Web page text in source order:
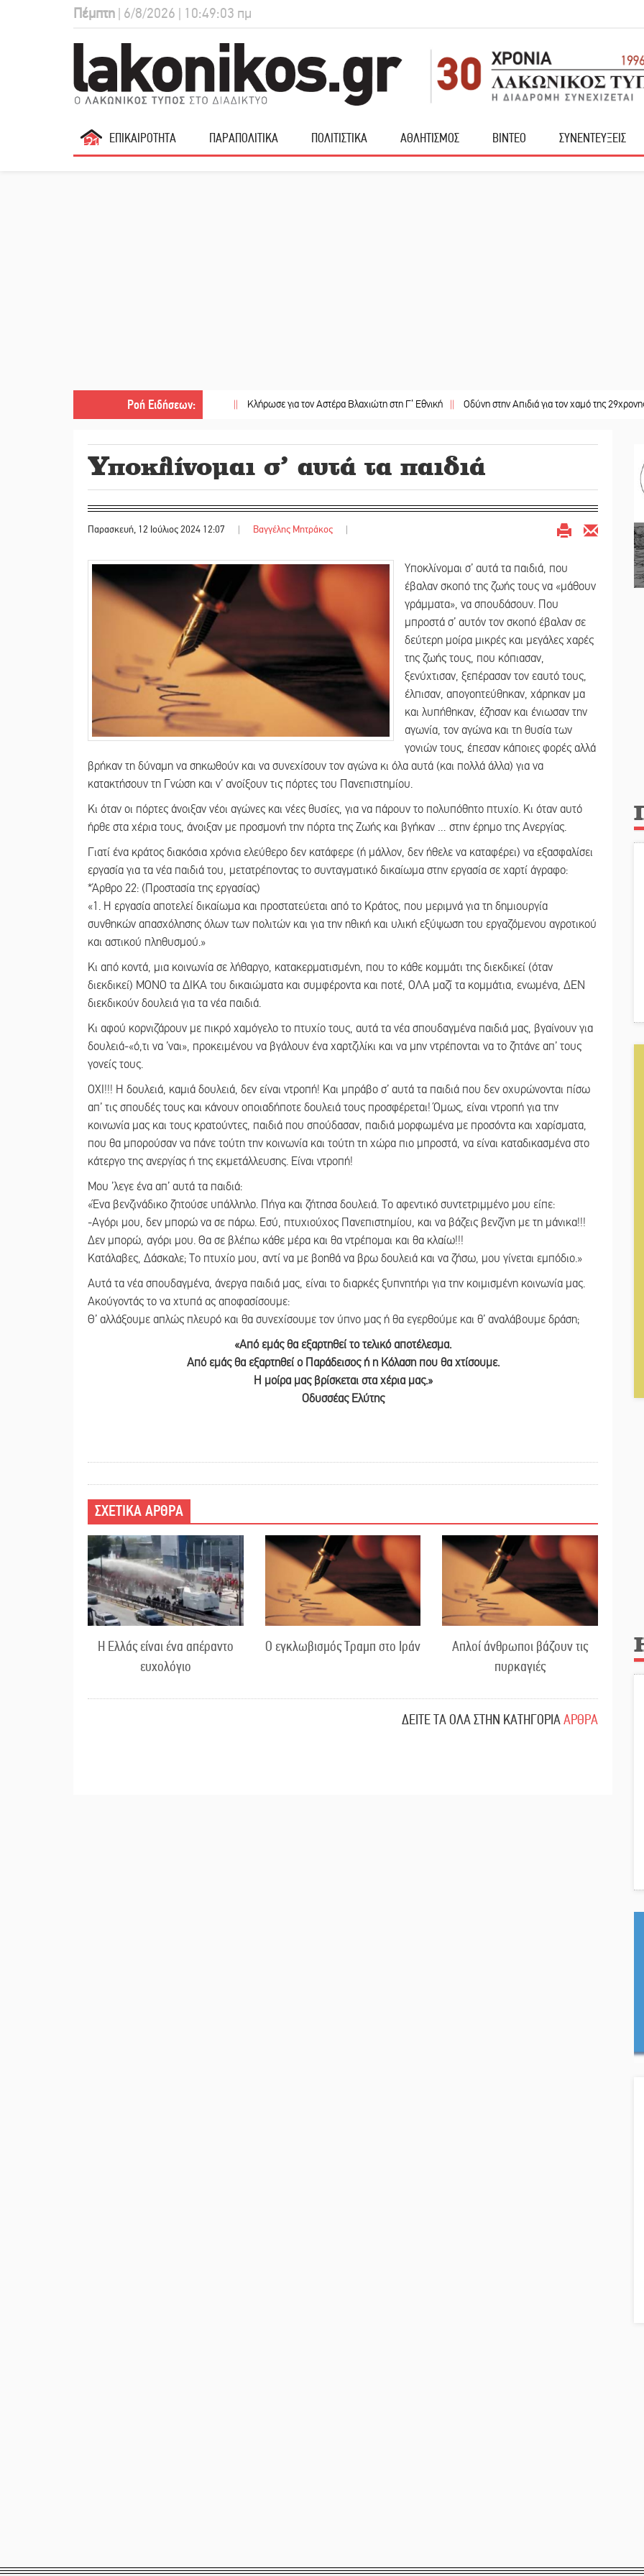
Πέμπτη | 6/8/2026 | 10:49:04 πμ
ΕΠΙΚΑΙΡΟΤΗΤΑ ΠΑΡΑΠΟΛΙΤΙΚΑ ΠΟΛΙΤΙΣΤΙΚΑ ΑΘΛΗΤΙΣΜΟΣ ΒΙΝΤΕΟ ΣΥΝΕΝΤΕΥΞΕΙΣ
Ροή Ειδήσεων:
|| Κλήρωσε για τον Αστέρα Βλαχιώτη στη Γ’ Εθνική || Οδύνη στην Απιδιά για τον χαμό της 29χρονης Ελένης σε
Υποκλίνομαι σ’ αυτά τα παιδιά
Παρασκευή, 12 Ιούλιος 2024 12:07 | Βαγγέλης Μητράκος |
Υποκλίνομαι σ’ αυτά τα παιδιά, που
έβαλαν σκοπό της ζωής τους να «μάθουν
γράμματα», να σπουδάσουν. Που
μπροστά σ’ αυτόν τον σκοπό έβαλαν σε
δεύτερη μοίρα μικρές και μεγάλες χαρές
της ζωής τους, που κόπιασαν,
ξενύχτισαν, ξεπέρασαν τον εαυτό τους,
έλπισαν, απογοητεύθηκαν, χάρηκαν μα
και λυπήθηκαν, έζησαν και ένιωσαν την
αγωνία, τον αγώνα και τη θυσία των
γονιών τους, έπεσαν κάποιες φορές αλλά
βρήκαν τη δύναμη να σηκωθούν και να συνεχίσουν τον αγώνα κι όλα αυτά (και πολλά άλλα) για να
κατακτήσουν τη Γνώση και ν’ ανοίξουν τις πόρτες του Πανεπιστημίου.
Κι όταν οι πόρτες άνοιξαν νέοι αγώνες και νέες θυσίες, για να πάρουν το πολυπόθητο πτυχίο. Κι όταν αυτό
ήρθε στα χέρια τους, άνοιξαν με προσμονή την πόρτα της Ζωής και βγήκαν … στην έρημο της Ανεργίας.
Γιατί ένα κράτος διακόσια χρόνια ελεύθερο δεν κατάφερε (ή μάλλον, δεν ήθελε να καταφέρει) να εξασφαλίσει
εργασία για τα νέα παιδιά του, μετατρέποντας το συνταγματικό δικαίωμα στην εργασία σε χαρτί άγραφο:
*Άρθρο 22: (Προστασία της εργασίας)
«1. H εργασία αποτελεί δικαίωμα και προστατεύεται από το Kράτος, που μεριμνά για τη δημιουργία
συνθηκών απασχόλησης όλων των πολιτών και για την ηθική και υλική εξύψωση του εργαζόμενου αγροτικού
και αστικού πληθυσμού.»
Κι από κοντά, μια κοινωνία σε λήθαργο, κατακερματισμένη, που το κάθε κομμάτι της διεκδικεί (όταν
διεκδικεί) ΜΟΝΟ τα ΔΙΚΑ του δικαιώματα και συμφέροντα και ποτέ, ΟΛΑ μαζί τα κομμάτια, ενωμένα, ΔΕΝ
διεκδικούν δουλειά για τα νέα παιδιά.
Κι αφού κορνιζάρουν με πικρό χαμόγελο το πτυχίο τους, αυτά τα νέα σπουδαγμένα παιδιά μας, βγαίνουν για
δουλειά-«ό,τι να ’ναι», προκειμένου να βγάλουν ένα χαρτζιλίκι και να μην ντρέπονται να το ζητάνε απ’ τους
γονείς τους.
ΟΧΙ!!! Η δουλειά, καμιά δουλειά, δεν είναι ντροπή! Και μπράβο σ’ αυτά τα παιδιά που δεν οχυρώνονται πίσω
απ’ τις σπουδές τους και κάνουν οποιαδήποτε δουλειά τους προσφέρεται! Όμως, είναι ντροπή για την
κοινωνία μας και τους κρατούντες, παιδιά που σπούδασαν, παιδιά μορφωμένα με προσόντα και χαρίσματα,
που θα μπορούσαν να πάνε τούτη την κοινωνία και τούτη τη χώρα πιο μπροστά, να είναι καταδικασμένα στο
κάτεργο της ανεργίας ή της εκμετάλλευσης. Είναι ντροπή!
Μου ’λεγε ένα απ’ αυτά τα παιδιά:
«Ένα βενζινάδικο ζητούσε υπάλληλο. Πήγα και ζήτησα δουλειά. Το αφεντικό συντετριμμένο μου είπε:
-Αγόρι μου, δεν μπορώ να σε πάρω. Εσύ, πτυχιούχος Πανεπιστημίου, και να βάζεις βενζίνη με τη μάνικα!!!
Δεν μπορώ, αγόρι μου. Θα σε βλέπω κάθε μέρα και θα ντρέπομαι και θα κλαίω!!!
Κατάλαβες, Δάσκαλε; Το πτυχίο μου, αντί να με βοηθά να βρω δουλειά και να ζήσω, μου γίνεται εμπόδιο.»
Αυτά τα νέα σπουδαγμένα, άνεργα παιδιά μας, είναι το διαρκές ξυπνητήρι για την κοιμισμένη κοινωνία μας.
Ακούγοντάς το να χτυπά ας αποφασίσουμε:
Θ’ αλλάξουμε απλώς πλευρό και θα συνεχίσουμε τον ύπνο μας ή θα εγερθούμε και θ’ αναλάβουμε δράση;
«Από εμάς θα εξαρτηθεί το τελικό αποτέλεσμα.
Από εμάς θα εξαρτηθεί ο Παράδεισος ή η Κόλαση που θα χτίσουμε.
Η μοίρα μας βρίσκεται στα χέρια μας.»
Οδυσσέας Ελύτης
ΣΧΕΤΙΚΑ ΑΡΘΡΑ
Η Ελλάς είναι ένα απέραντο
ευχολόγιο
Ο εγκλωβισμός Τραμπ στο Ιράν
Απλοί άνθρωποι βάζουν τις
πυρκαγιές
ΔΕΙΤΕ ΤΑ ΟΛΑ ΣΤΗΝ ΚΑΤΗΓΟΡΙΑΑΡΘΡΑ